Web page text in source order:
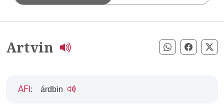
Artvin Compartir
AFI : árdbin